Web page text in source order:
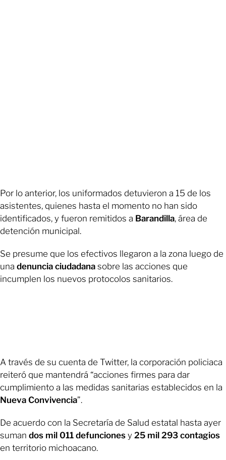
Por lo anterior, los uniformados detuvieron a 15 de los
asistentes, quienes hasta el momento no han sido
identificados, y fueron remitidos a Barandilla, área de
detención municipal.
Se presume que los efectivos llegaron a la zona luego de
una denuncia ciudadana sobre las acciones que
incumplen los nuevos protocolos sanitarios.
A través de su cuenta de Twitter, la corporación policiaca
reiteró que mantendrá “acciones firmes para dar
cumplimiento a las medidas sanitarias establecidos en la
Nueva Convivencia”.
De acuerdo con la Secretaría de Salud estatal hasta ayer
suman dos mil 011 defunciones y 25 mil 293 contagios
en territorio michoacano.